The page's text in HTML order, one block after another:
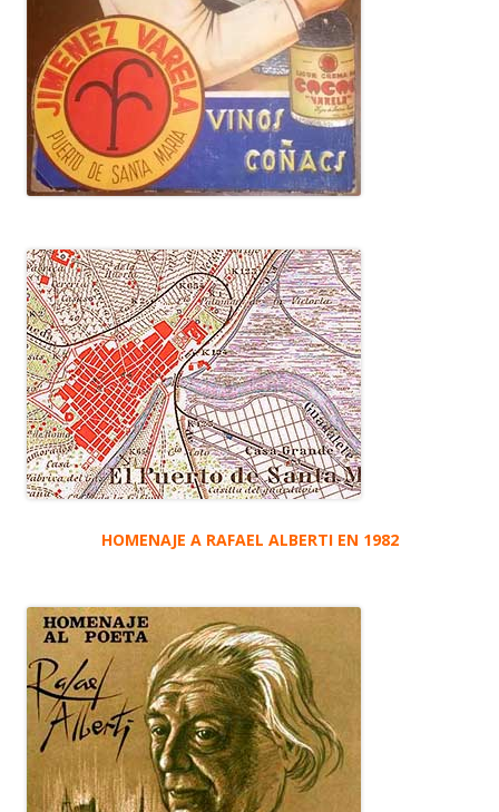
HOMENAJE A RAFAEL ALBERTI EN 1982